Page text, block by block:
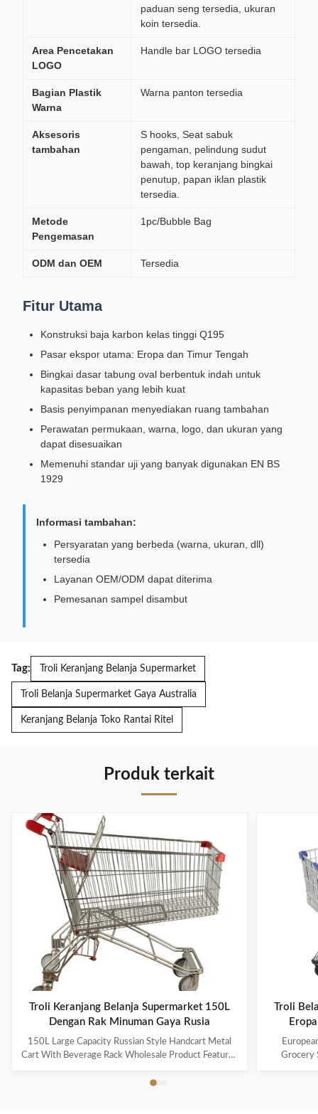
paduan seng tersedia, ukuran
koin tersedia.
Area Pencetakan
LOGO
Handle bar LOGO tersedia
Bagian Plastik
Warna
Warna panton tersedia
Aksesoris
tambahan
S hooks, Seat sabuk
pengaman, pelindung sudut
bawah, top keranjang bingkai
penutup, papan iklan plastik
tersedia.
Metode
Pengemasan
1pc/Bubble Bag
ODM dan OEM Tersedia
Fitur Utama
Konstruksi baja karbon kelas tinggi Q195
Pasar ekspor utama: Eropa dan Timur Tengah
Bingkai dasar tabung oval berbentuk indah untuk
kapasitas beban yang lebih kuat
Basis penyimpanan menyediakan ruang tambahan
Perawatan permukaan, warna, logo, dan ukuran yang
dapat disesuaikan
Memenuhi standar uji yang banyak digunakan EN BS
1929
Informasi tambahan:
Persyaratan yang berbeda (warna, ukuran, dll)
tersedia
Layanan OEM/ODM dapat diterima
Pemesanan sampel disambut
Tag: Troli Keranjang Belanja Supermarket
Troli Belanja Supermarket Gaya Australia
Keranjang Belanja Toko Rantai Ritel
Produk terkait
Troli Keranjang Belanja Supermarket 150L
Dengan Rak Minuman Gaya Rusia
150L Large Capacity Russian Style Handcart Metal
Cart With Beverage Rack Wholesale Product Features
which is high-quality and durable Europe and the
Troli
Grocery